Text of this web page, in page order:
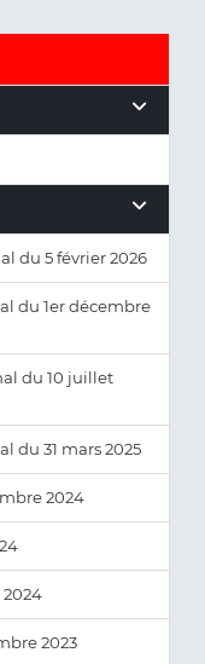
du 5 février 2026
du 1er décembre
du 10 juillet
du 31 mars 2025
2024
2024
2023